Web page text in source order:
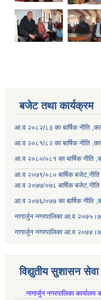
बजेट तथा कार्यक्रम
आ.व २०८२/८३ का बार्षिक नीति
आ.व २०८१/८२ का बार्षिक नीति
आ.व २०८०/०८१ का बार्षिक नीति
आ.व २०७९/०८० बार्षिक
आ.व २०७७/०७८ बार्षिक बजेट,नीति
आ.व २०७६/०७७ का बार्षिक नीति
नागार्जुन नगरपालिका आ.व
नागार्जुन नगरपालिका आ.व
विद्युतीय सुशासन सेवा
.नागार्जुन नगरपालिका कार्यालय